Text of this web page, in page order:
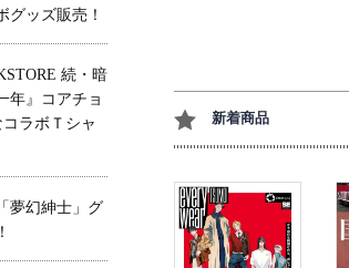
新着商品
グッズ販売！
続・暗
』コアチョ
ラボＴシャ
夢幻紳士」グ